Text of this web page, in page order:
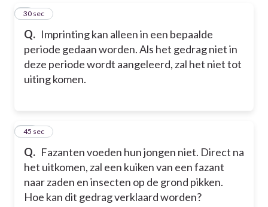
Q. Imprinting kan alleen in een bepaalde
periode gedaan worden. Als het gedrag niet in
deze periode wordt aangeleerd, zal het niet tot
uiting komen.
9
30 sec
Q. Fazanten voeden hun jongen niet. Direct na
het uitkomen, zal een kuiken van een fazant
naar zaden en insecten op de grond pikken.
Hoe kan dit gedrag verklaard worden?
10
45 sec